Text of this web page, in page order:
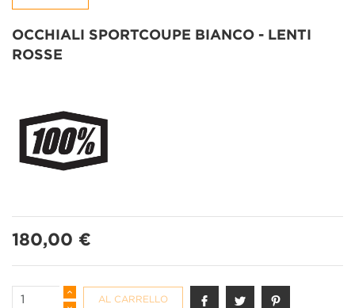
OCCHIALI SPORTCOUPE BIANCO - LENTI
ROSSE
180,00 €
AL CARRELLO